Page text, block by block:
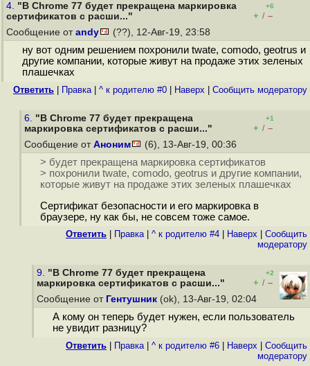
4. "В Chrome 77 будет прекращена маркировка
сертификатов с расши..."
+6
+ / –
Сообщение от andy (??), 12-Авг-19, 23:58
ну вот одним решением похронили twate, comodo, geotrus и
другие компании, которые живут на продаже этих зеленых
плашечках
Ответить Правка| ^ к родителю #0 Наверх Cообщить модератору
6. "В Chrome 77 будет прекращена
маркировка сертификатов с расши..."
+1
+ / –
Сообщение от Аноним (6), 13-Авг-19, 00:36
> будет прекращена маркировка сертификатов
> похронили twate, comodo, geotrus и другие компании,
которые живут на продаже этих зеленых плашечках
Сертификат безопасности и его маркировка в
браузере, ну как бы, не совсем тоже самое.
Ответить Правка| ^ к родителю #4 Наверх
Cообщить
модератору
9. "В Chrome 77 будет прекращена
маркировка сертификатов с расши..."
+2
+ / –
Сообщение от Гентушник (ok), 13-Авг-19, 02:04
А кому он теперь будет нужен, если пользователь
не увидит разницу?
Ответить Правка| ^ к родителю #6 Наверх
Cообщить
модератору